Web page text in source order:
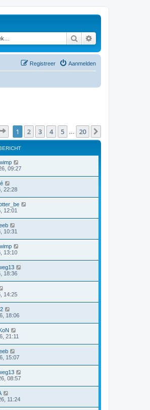
Zoek
Aanmelden
Registreer
Pagina1 van 20
1 2 3 4 5 20
09:27
22:28
12:01
10:31
13:10
18:36
14:25
18:06
21:11
15:07
08:57
11:24